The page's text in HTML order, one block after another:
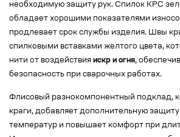
необходимую защиту рук. Спилок КРС
обладает хорошими показателями
продлевает срок службы изделия. Швы
спилковыми вставками желтого цвета,
нити от воздействия искр и огня,
безопасность при сварочных работах.
Флисовый разнокомпонентный подклад,
краги, добавляет дополнительную
температур и повышает комфорт при